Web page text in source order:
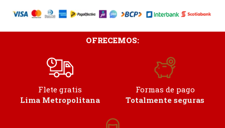
OFRECEMOS:
Flete gratis
Lima Metropolitana
Formas de pago
Totalmente seguras